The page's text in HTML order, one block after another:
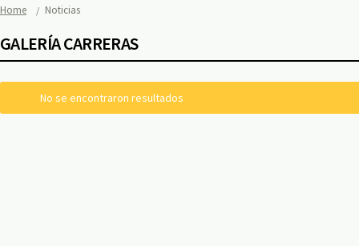
Home Noticias
GALERÍA CARRERAS
No se encontraron resultados